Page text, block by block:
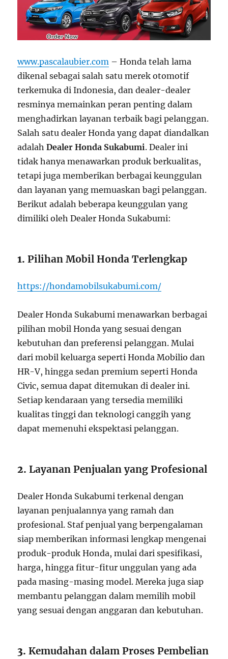
www.pascalaubier.com – Honda telah lama
dikenal sebagai salah satu merek otomotif
terkemuka di Indonesia, dan dealer-dealer
resminya memainkan peran penting dalam
menghadirkan layanan terbaik bagi pelanggan.
Salah satu dealer Honda yang dapat diandalkan
adalahDealer Honda Sukabumi. Dealer ini
tidak hanya menawarkan produk berkualitas,
tetapi juga memberikan berbagai keunggulan
dan layanan yang memuaskan bagi pelanggan.
Berikut adalah beberapa keunggulan yang
dimiliki oleh Dealer Honda Sukabumi:
1.Pilihan Mobil Honda Terlengkap
https://hondamobilsukabumi.com/
Dealer Honda Sukabumi menawarkan berbagai
pilihan mobil Honda yang sesuai dengan
kebutuhan dan preferensi pelanggan. Mulai
dari mobil keluarga seperti Honda Mobilio dan
HR-V, hingga sedan premium seperti Honda
Civic, semua dapat ditemukan di dealer ini.
Setiap kendaraan yang tersedia memiliki
kualitas tinggi dan teknologi canggih yang
dapat memenuhi ekspektasi pelanggan.
2.Layanan Penjualan yang Profesional
Dealer Honda Sukabumi terkenal dengan
layanan penjualannya yang ramah dan
profesional. Staf penjual yang berpengalaman
siap memberikan informasi lengkap mengenai
produk-produk Honda, mulai dari spesifikasi,
harga, hingga fitur-fitur unggulan yang ada
pada masing-masing model. Mereka juga siap
membantu pelanggan dalam memilih mobil
yang sesuai dengan anggaran dan kebutuhan.
3.Kemudahan dalam Proses Pembelian